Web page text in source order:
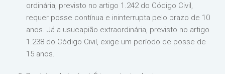
ordinária, previsto no artigo 1.242 do Código Civil,
requer posse contínua e ininterrupta pelo prazo de 10
anos. Já a usucapião extraordinária, previsto no artigo
1.238 do Código Civil, exige um período de posse de
15 anos.